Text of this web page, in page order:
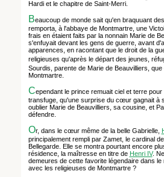
Hardi et le chapitre de Saint-Merri.
Beaucoup de monde sait qu'en braquuant
remporta, à l'abbaye de Montmartre, une
frais en étaient faits par la nonnain Marie de
s'enfuyait devant les gens de guerre, avant
apparences, en racontant que le droit de la
religieuses qu'après le départ des jeunes,
Sourdis, parente de Marie de Beauvilliers,
Montmartre.
Cependant le prince remuait ciel et terre
transfuge, qu'une surprise du cœur gagnait à
oublier Marie de Beauvilliers, sa cousine, et
défendre.
Or, dans le cœur même de la belle Gabrielle,
principalement rempli par Zamet, le cardinal
Bellegarde. Elle se montra pourtant encore
résidence, la maîtresse en titre de Henri IV.
demeures de cette favorite légendaire dans
avec les religieuses de Montmartre ?